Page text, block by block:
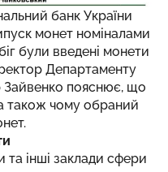
банк України
монет номіналами
були введені монети
Департаменту
Зайвенко пояснює, що
а також чому обраний
та інші заклади сфери